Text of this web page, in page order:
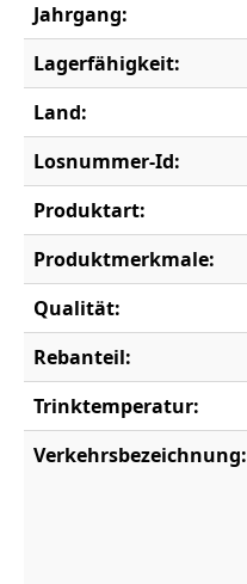
Jahrgang:
Lagerfähigkeit:
Land:
Losnummer-Id:
Produktart:
Produktmerkmale:
Qualität:
Rebanteil:
Trinktemperatur:
Verkehrsbezeichnung: